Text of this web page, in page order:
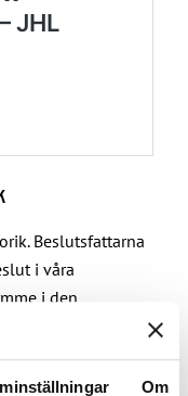
Om
Beslutsfattarna
i våra
i den
våra beslutsfattare